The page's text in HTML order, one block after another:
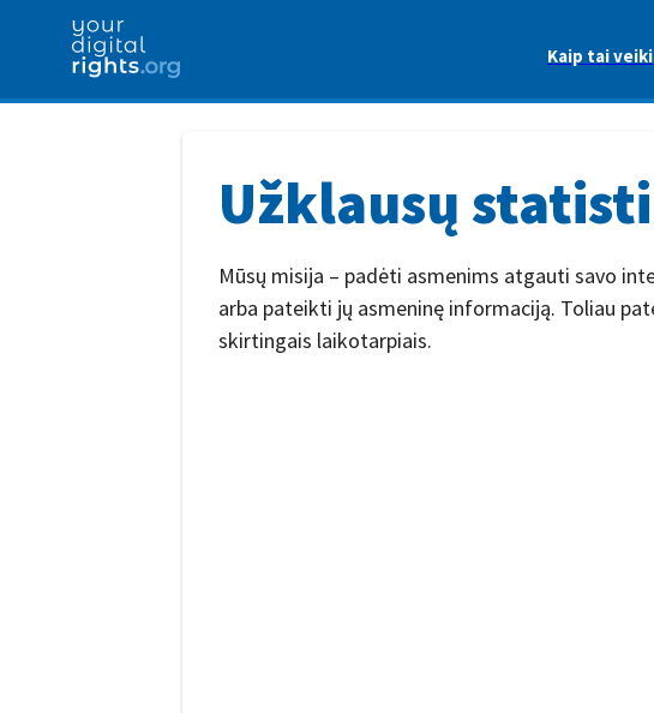
Kaip tai
Užklausų
Mūsų misija – padėti asmenims atgauti savo
arba pateikti jų asmeninę informaciją. Toliau
skirtingais laikotarpiais.